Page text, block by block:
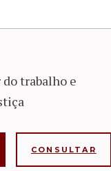
do trabalho e
CONSULTAR